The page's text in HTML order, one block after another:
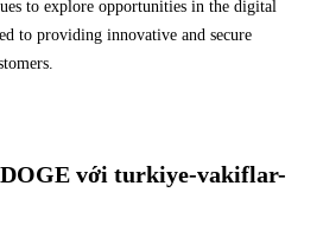
to explore opportunities in the digital
to providing innovative and secure
DOGE với turkiye-vakiflar-